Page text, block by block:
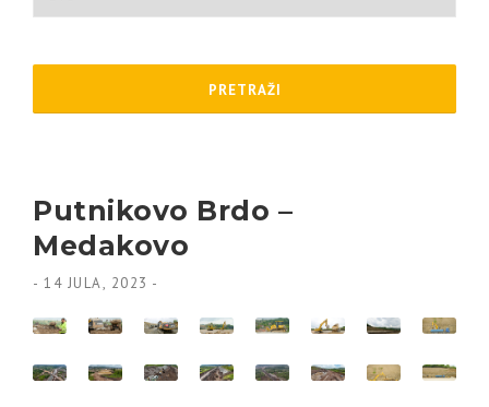
Putnikovo Brdo –
Medakovo
- 14 JULA, 2023 -